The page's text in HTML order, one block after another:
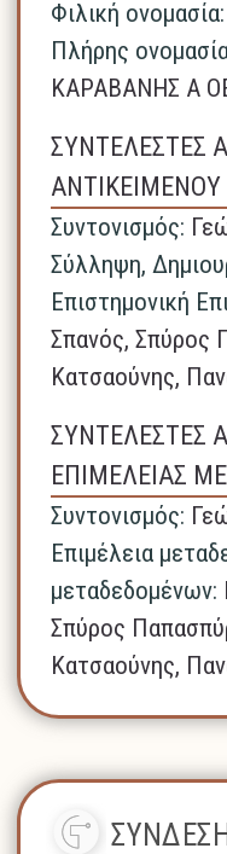
Φιλική ονομασία:
Πλήρης
ΚΑΡΑΒΑΝΗΣ Α
ΣΥΝΤΕΛΕΣΤΕΣ
ΑΝΤΙΚΕΙΜΕΝΟΥ
Συντονισμός:
Σύλληψη,
Επιστημονική
Σπανός, Σπύρος
Κατσαούνης,
ΣΥΝΤΕΛΕΣΤΕΣ
ΕΠΙΜΕΛΕΙΑΣ
Συντονισμός:
Επιμέλεια
μεταδεδομένων:
Σπύρος
Κατσαούνης,